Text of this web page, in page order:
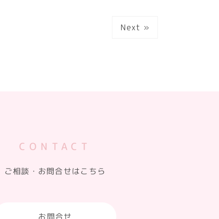
Next »
CONTACT
ご相談・お問合せはこちら
お問合せ